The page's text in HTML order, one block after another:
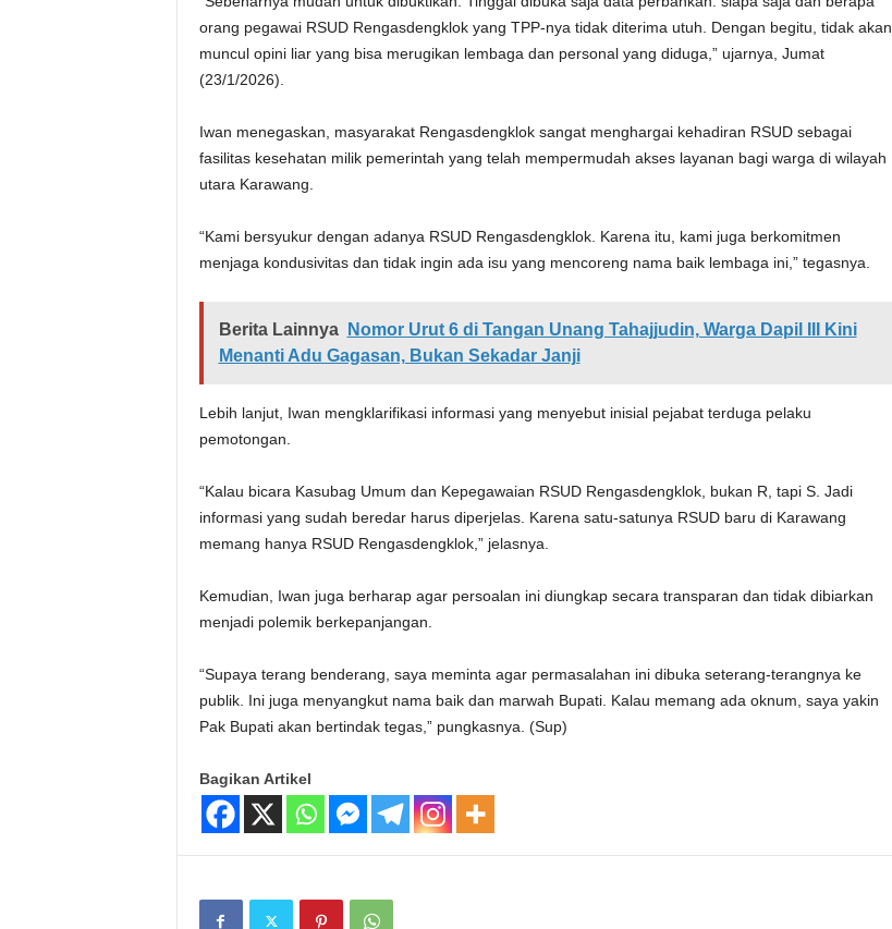
orang pegawai RSUD Rengasdengklok yang TPP-nya tidak diterima utuh. Dengan begitu, tidak akan
muncul opini liar yang bisa merugikan lembaga dan personal yang diduga,” ujarnya, Jumat
(23/1/2026).
Iwan menegaskan, masyarakat Rengasdengklok sangat menghargai kehadiran RSUD sebagai
fasilitas kesehatan milik pemerintah yang telah mempermudah akses layanan bagi warga di wilayah
utara Karawang.
“Kami bersyukur dengan adanya RSUD Rengasdengklok. Karena itu, kami juga berkomitmen
menjaga kondusivitas dan tidak ingin ada isu yang mencoreng nama baik lembaga ini,” tegasnya.
Berita Lainnya
Nomor Urut 6 di Tangan Unang Tahajjudin, Warga Dapil III Kini
Menanti Adu Gagasan, Bukan Sekadar Janji
Lebih lanjut, Iwan mengklarifikasi informasi yang menyebut inisial pejabat terduga pelaku
pemotongan.
“Kalau bicara Kasubag Umum dan Kepegawaian RSUD Rengasdengklok, bukan R, tapi S. Jadi
informasi yang sudah beredar harus diperjelas. Karena satu-satunya RSUD baru di Karawang
memang hanya RSUD Rengasdengklok,” jelasnya.
Kemudian, Iwan juga berharap agar persoalan ini diungkap secara transparan dan tidak dibiarkan
menjadi polemik berkepanjangan.
“Supaya terang benderang, saya meminta agar permasalahan ini dibuka seterang-terangnya ke
publik. Ini juga menyangkut nama baik dan marwah Bupati. Kalau memang ada oknum, saya yakin
Pak Bupati akan bertindak tegas,” pungkasnya. (Sup)
Bagikan Artikel